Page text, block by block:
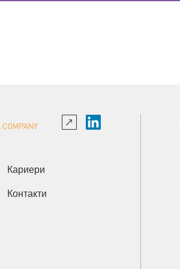
Кариери
Контакти